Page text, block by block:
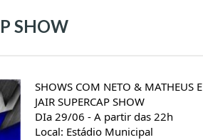
SHOW
SHOWS COM NETO & MATHEUS E
JAIR SUPERCAP SHOW
DIa 29/06 - A partir das 22h
Local: Estádio Municipal